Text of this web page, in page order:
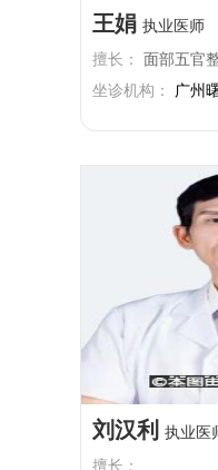
王娟 执业医师
擅长：
面部五官整形、眼部综合整形、鼻
坐诊机构：
广州
刘汉利 执业医
擅长：